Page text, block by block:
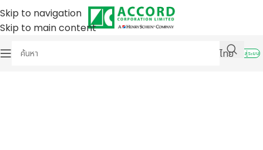
Skip to navigation
Skip to main content
ไทย
เข้าสู่ระบบ